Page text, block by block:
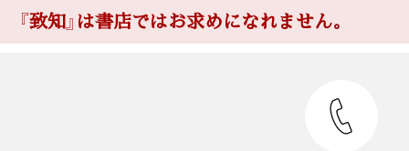
『致知』は書店ではお求めになれません。